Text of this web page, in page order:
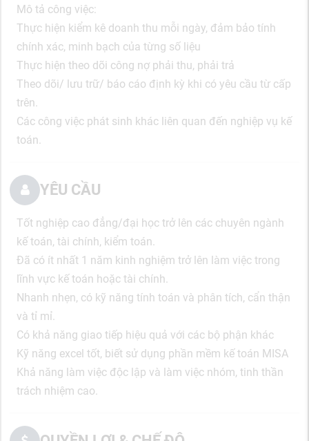
Mô tả công việc:
Thực hiện kiểm kê doanh thu mỗi ngày, đảm bảo tính
chính xác, minh bạch của từng số liệu
Thực hiện theo dõi công nợ phải thu, phải trả
Theo dõi/ lưu trữ/ báo cáo định kỳ khi có yêu cầu từ cấp
trên.
Các công việc phát sinh khác liên quan đến nghiệp vụ kế
toán.
YÊU CẦU
Tốt nghiệp cao đẳng/đại học trở lên các chuyên ngành
kế toán, tài chính, kiểm toán.
Đã có ít nhất 1 năm kinh nghiệm trở lên làm việc trong
lĩnh vực kế toán hoặc tài chính.
Nhanh nhẹn, có kỹ năng tính toán và phân tích, cẩn thận
và tỉ mỉ.
Có khả năng giao tiếp hiệu quả với các bộ phận khác
Kỹ năng excel tốt, biết sử dụng phần mềm kế toán MISA
Khả năng làm việc độc lập và làm việc nhóm, tinh thần
trách nhiệm cao.